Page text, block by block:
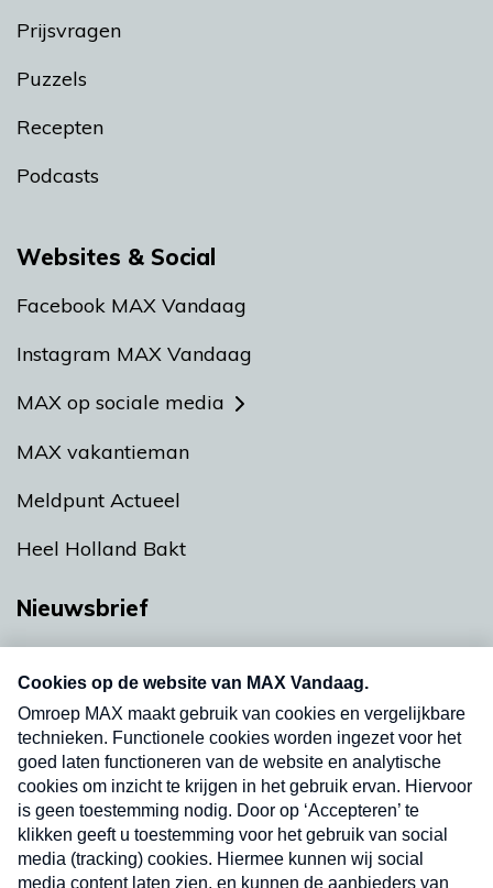
Prijsvragen
Puzzels
Recepten
Podcasts
Websites & Social
Facebook MAX Vandaag
Instagram MAX Vandaag
MAX op sociale media
MAX vakantieman
Meldpunt Actueel
Heel Holland Bakt
Nieuwsbrief
nieuwsbrief. Elke vrijdag- en dinsdagochtend in
uw mailbox.
Verzend